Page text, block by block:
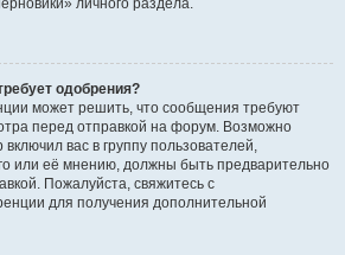
личного раздела.
одобрения?
может решить, что сообщения требуют
перед отправкой на форум. Возможно
вас в группу пользователей,
или её мнению, должны быть предварительно
Пожалуйста, свяжитесь с
для получения дополнительной